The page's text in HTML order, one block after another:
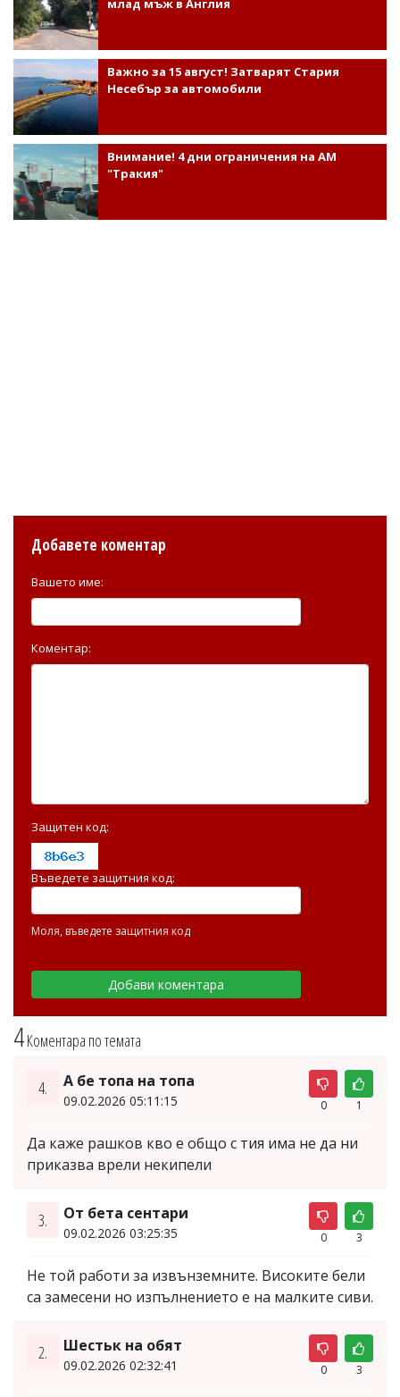
млад мъж в Англия
Важно за 15 август! Затварят Стария
Несебър за автомобили
Внимание! 4 дни ограничения на АМ
"Тракия"
4Коментара по темата
4. А бе топа на топа
09.02.2026 05:11:15 0 1
Да каже рашков кво е общо с тия има не да ни
приказва врели некипели
3. От бета сентари
09.02.2026 03:25:35 0 3
Не той работи за извънземните. Високите бели
са замесени но изпълнението е на малките сиви.
2. Шестьк на обят
09.02.2026 02:32:41 0 3
Добавете коментар
Вашето име:
Коментар:
Защитен код:
Въведете защитния код:
Моля, въведете защитния код